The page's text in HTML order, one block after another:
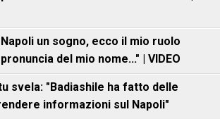
un sogno, ecco il mio ruolo
del mio nome..." | VIDEO
svela: "Badiashile ha fatto delle
informazioni sul Napoli"